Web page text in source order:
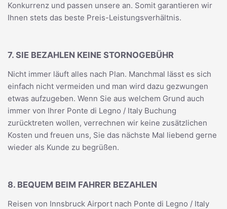
Konkurrenz und passen unsere an. Somit garantieren wir
Ihnen stets das beste Preis-Leistungsverhältnis.
7. SIE BEZAHLEN KEINE STORNOGEBÜHR
Nicht immer läuft alles nach Plan. Manchmal lässt es sich
einfach nicht vermeiden und man wird dazu gezwungen
etwas aufzugeben. Wenn Sie aus welchem Grund auch
immer von Ihrer Ponte di Legno / Italy Buchung
zurücktreten wollen, verrechnen wir keine zusätzlichen
Kosten und freuen uns, Sie das nächste Mal liebend gerne
wieder als Kunde zu begrüßen.
8. BEQUEM BEIM FAHRER BEZAHLEN
Reisen von Innsbruck Airport nach Ponte di Legno / Italy